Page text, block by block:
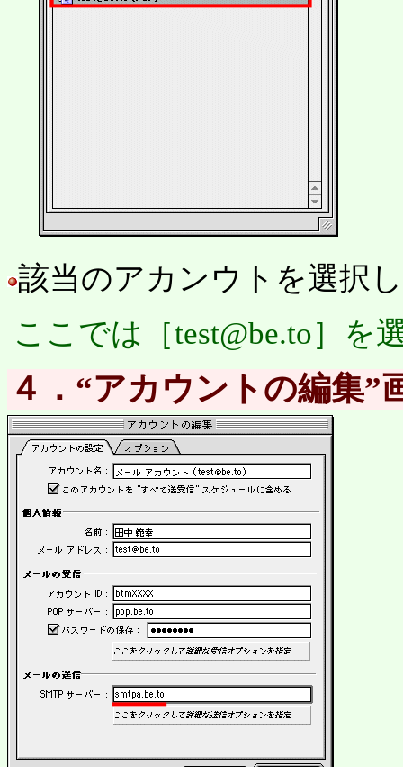
該当のアカンウトを選択
ここでは［test@be.to］を
４．“アカウントの編集”